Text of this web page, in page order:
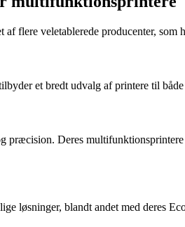
flere veletablerede producenter, som
et bredt udvalg af printere til
Deres
løsninger, blandt andet med deres